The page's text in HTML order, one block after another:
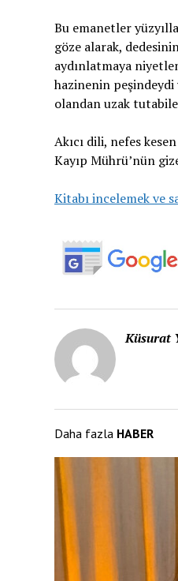
Bu emanetler
göze alarak,
aydınlatmaya
hazinenin peşindeydi
olandan uzak
Akıcı dili, nefes
Kayıp Mührü’nün
Kitabı incelemek ve
Küsurat
Daha fazla HABER